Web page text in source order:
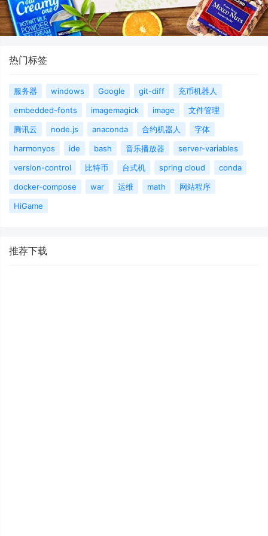
热门标签
服务器 windows Google git-diff
充币机器人
embedded-fonts
imagemagick image
文件管理
腾讯云
node.js anaconda 合约机器人
字体
harmonyos
ide bash 音乐播放器
server-variables
version-control
比特币 台式机 spring cloud
conda
docker-compose
war 运维 math
网站程序
HiGame
推荐下载